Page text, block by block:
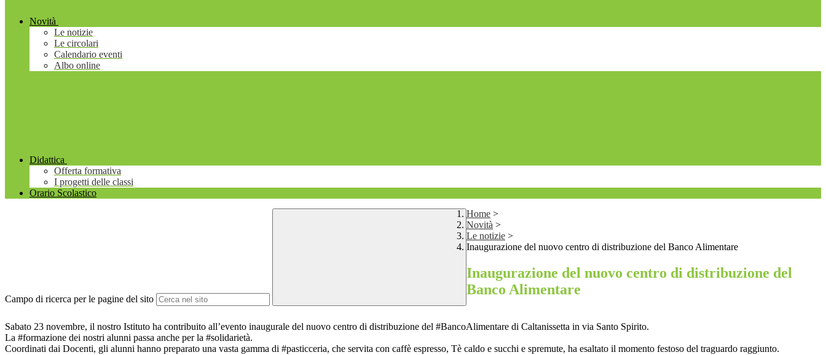
Novità
Le notizie
Le circolari
Calendario eventi
Albo online
Didattica
Offerta formativa
I progetti delle classi
Orario Scolastico
Campo di ricerca per le pagine del sito
Home >
Novità >
Le notizie >
Inaugurazione del nuovo centro di distribuzione del Banco Alimentare
Inaugurazione del nuovo centro di distribuzione del
Banco Alimentare
Sabato 23 novembre, il nostro Istituto ha contribuito all’evento inaugurale del nuovo centro di distribuzione del #BancoAlimentare di Caltanissetta in via Santo Spirito.
La #formazione dei nostri alunni passa anche per la #solidarietà.
Coordinati dai Docenti, gli alunni hanno preparato una vasta gamma di #pasticceria, che servita con caffè espresso, Tè caldo e succhi e spremute, ha esaltato il momento festoso del traguardo raggiunto.